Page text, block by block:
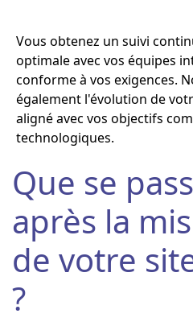
Vous obtenez un suivi
optimale avec vos équipes
conforme à vos exigences.
également l'évolution de
aligné avec vos objectifs
technologiques.
Que se
après la
de votre
?